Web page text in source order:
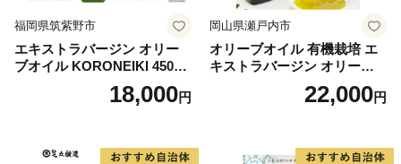
福岡県筑紫野市
エキストラバージン オリー
ブオイル KORONEIKI 450g
[筑前たなか油屋 福岡県 筑紫
野市 21760403] 油 食用油 オ
18,000円
岡山県瀬戸内市
オリーブオイル 有機栽培 エ
キストラバージン オリーブ
オイル シングル 2本 セット
オーガニック 調味料 油 オリ
22,000円